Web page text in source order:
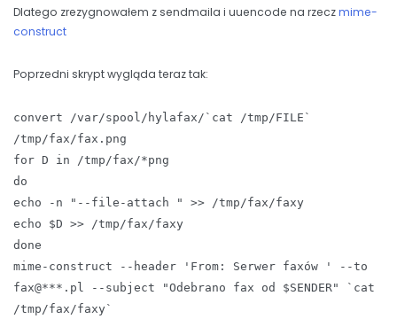
Dlatego zrezygnowałem z sendmaila i uuencode na rzeczmime-
construct
Poprzedni skrypt wygląda teraz tak:
convert /var/spool/hylafax/`cat /tmp/FILE`
/tmp/fax/fax.png
for D in /tmp/fax/*png
do
echo -n "--file-attach " >> /tmp/fax/faxy
echo $D >> /tmp/fax/faxy
done
mime-construct --header 'From: Serwer faxów ' --to
fax@***.pl --subject "Odebrano fax od $SENDER" `cat
/tmp/fax/faxy`